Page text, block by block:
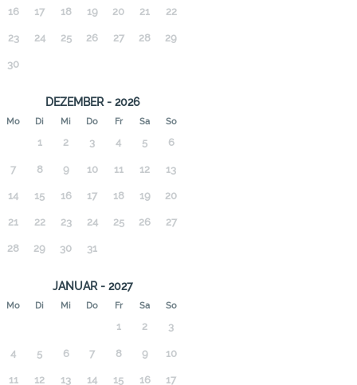
16 17 18 19 20 21 22
23 24 25 26 27 28 29
30
DEZEMBER - 2026
Mo Di Mi Do Fr Sa So
1 2 3 4 5 6
7 8 9 10 11 12 13
14 15 16 17 18 19 20
21 22 23 24 25 26 27
28 29 30 31
JANUAR - 2027
Mo Di Mi Do Fr Sa So
1 2 3
4 5 6 7 8 9 10
11 12 13 14 15 16 17